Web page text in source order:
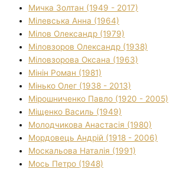
Мичка Золтан (1949 - 2017)
Мілевська Анна (1964)
Мілов Олександр (1979)
Міловзоров Олександр (1938)
Міловзорова Оксана (1963)
Мінін Роман (1981)
Мінько Олег (1938 - 2013)
Мірошниченко Павло (1920 - 2005)
Міщенко Василь (1949)
Молодчикова Анастасія (1980)
Мордовець Андрій (1918 - 2006)
Москальова Наталія (1991)
Мось Петро (1948)